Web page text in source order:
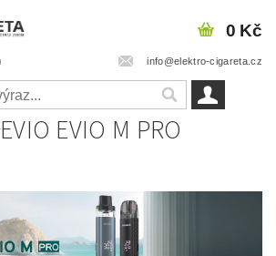
info@elektro-cigareta.cz
0 Kč
EVIO M PRO